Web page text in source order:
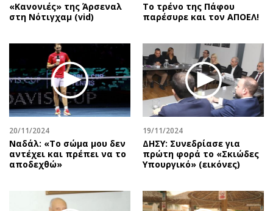
AstroBank Properties
Ενέργεια
Ναυτιλία
Περιβάλλον
Ελλάδα
Κόσμος
Παράξενα
Πολιτισμός
Σινεμά
Μουσική
Περιβάλλον
Γυναίκα
Showbiz
Ταξίδια
Συνταγές
Έξοδος
Media
Εκπομπές
Wine routes
Uncut
«Κανονιές» της Άρσεναλ
στη Νότιγχαμ (vid)
Το τρένο της Πάφου
παρέσυρε και τον ΑΠΟΕΛ!
20/11/2024
Ναδάλ: «Το σώμα μου δεν
αντέχει και πρέπει να το
αποδεχθώ»
19/11/2024
ΔΗΣΥ: Συνεδρίασε για
πρώτη φορά το «Σκιώδες
Υπουργικό» (εικόνες)